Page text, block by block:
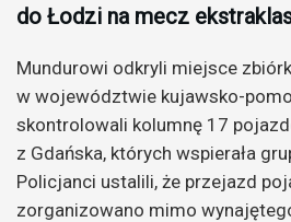
do Łodzi na mecz
Mundurowi odkryli miejsce
w województwie kujawsko-
skontrolowali kolumnę 17
z Gdańska, których wspierała
Policjanci ustalili, że przejazd
zorganizowano mimo